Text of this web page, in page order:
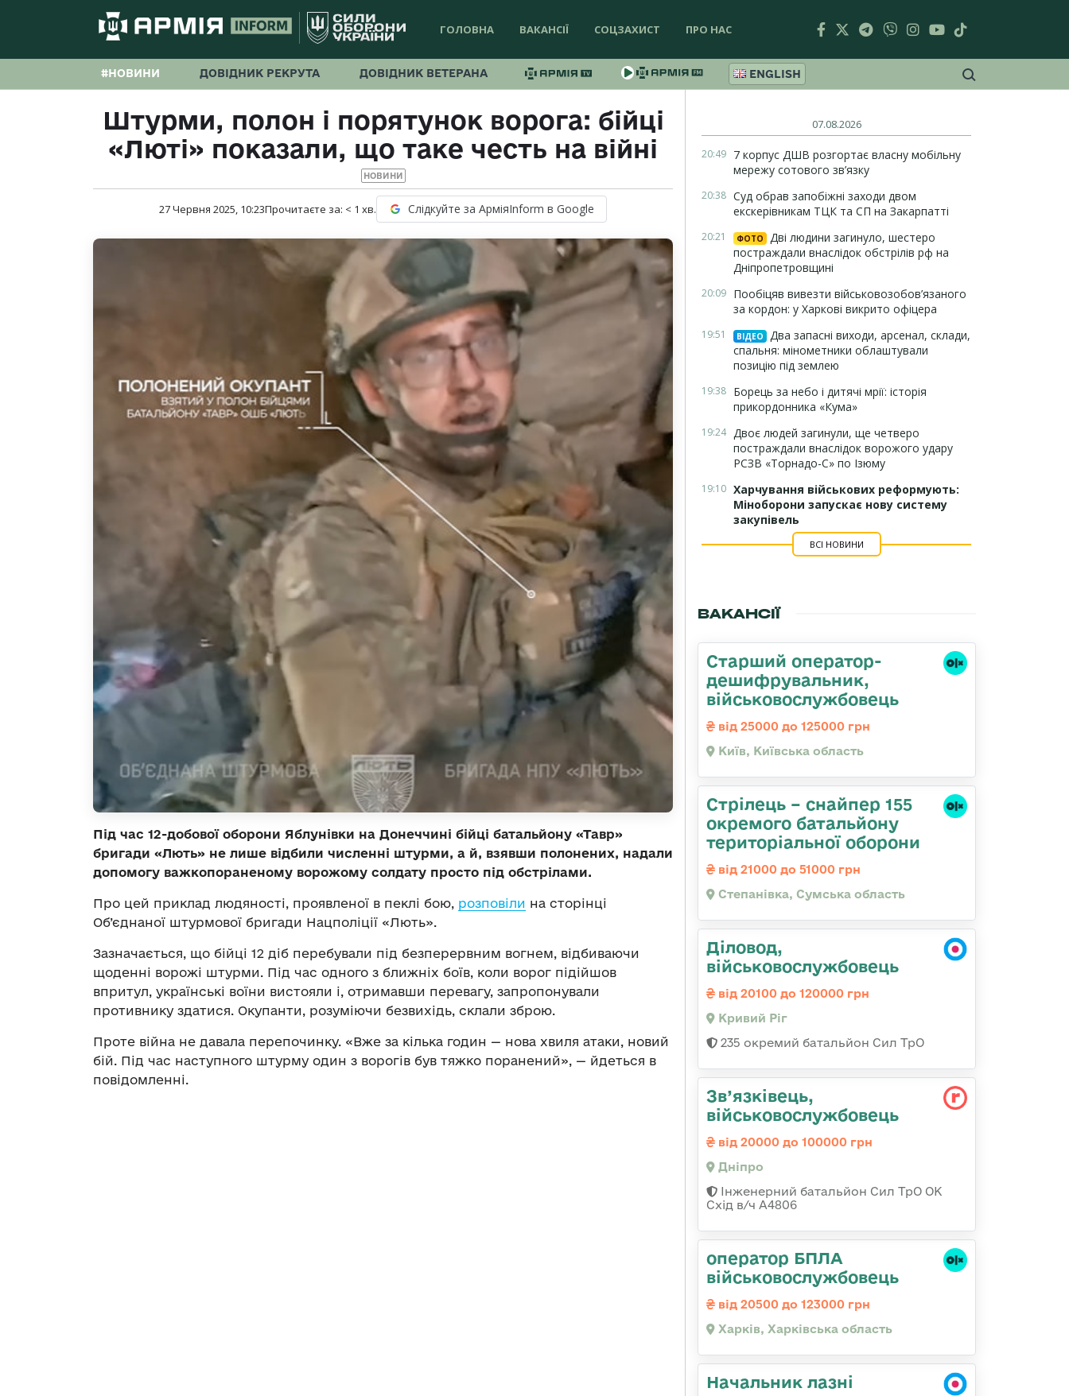
ГОЛОВНА ВАКАНСІЇ СОЦЗАХИСТ ПРО НАС
#НОВИНИ ДОВІДНИК РЕКРУТА ДОВІДНИК ВЕТЕРАНА ENGLISH
Штурми, полон і порятунок ворога: бійці
«Люті» показали, що таке честь на війні
НОВИНИ
27 Червня 2025, 10:23Прочитаєте за: < 1 хв. Слідкуйте за АрміяInform в Google
Під час 12-добової оборони Яблунівки на Донеччині бійці батальйону «Тавр»
бригади «Лють» не лише відбили численні штурми, а й, взявши полонених, надали
допомогу важкопораненому ворожому солдату просто під обстрілами.
Про цей приклад людяності, проявленої в пеклі бою, розповіли на сторінці
Об’єднаної штурмової бригади Нацполіції «Лють».
Зазначається, що бійці 12 діб перебували під безперервним вогнем, відбиваючи
щоденні ворожі штурми. Під час одного з ближніх боїв, коли ворог підійшов
впритул, українські воїни вистояли і, отримавши перевагу, запропонували
противнику здатися. Окупанти, розуміючи безвихідь, склали зброю.
Проте війна не давала перепочинку. «Вже за кілька годин — нова хвиля атаки, новий
бій. Під час наступного штурму один з ворогів був тяжко поранений», — йдеться в
повідомленні.
07.08.2026
20:49 7 корпус ДШВ розгортає власну мобільну
мережу сотового зв’язку
20:38 Суд обрав запобіжні заходи двом
екскерівникам ТЦК та СП на Закарпатті
20:21 ФОТО
Дві людини загинуло, шестеро
постраждали внаслідок обстрілів рф на
Дніпропетровщині
20:09 Пообіцяв вивезти військовозобов’язаного
за кордон: у Харкові викрито офіцера
19:51 ВІДЕО
Два запасні виходи, арсенал, склади,
спальня: мінометники облаштували
позицію під землею
19:38 Борець за небо і дитячі мрії: історія
прикордонника «Кума»
19:24 Двоє людей загинули, ще четверо
постраждали внаслідок ворожого удару
РСЗВ «Торнадо-С» по Ізюму
19:10 Харчування військових реформують:
Міноборони запускає нову систему
закупівель
ВСІ НОВИНИ
ВАКАНСІЇ
Старший оператор-
дешифрувальник,
військовослужбовець
від 25000 до 125000 грн
Київ, Київська область
Стрілець – снайпер 155
окремого батальйону
територіальної оборони
від 21000 до 51000 грн
Степанівка, Сумська область
Діловод,
військовослужбовець
від 20100 до 120000 грн
Кривий Ріг
235 окремий батальйон Сил ТрО
Зв’язківець,
військовослужбовець
від 20000 до 100000 грн
Дніпро
Інженерний батальйон Сил ТрО ОК
Схід в/ч А4806
оператор БПЛА
військовослужбовець
від 20500 до 123000 грн
Харків, Харківська область
Начальник лазні